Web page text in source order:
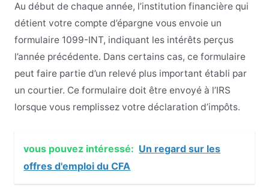
Au début de chaque année, l’institution financière qui
détient votre compte d’épargne vous envoie un
formulaire 1099-INT, indiquant les intérêts perçus
l’année précédente. Dans certains cas, ce formulaire
peut faire partie d’un relevé plus important établi par
un courtier. Ce formulaire doit être envoyé à l’IRS
lorsque vous remplissez votre déclaration d’impôts.
vous pouvez intéressé: Un regard sur les
offres d'emploi du CFA